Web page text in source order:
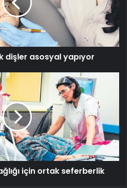
dişler asosyal yapıyor
için ortak seferberlik